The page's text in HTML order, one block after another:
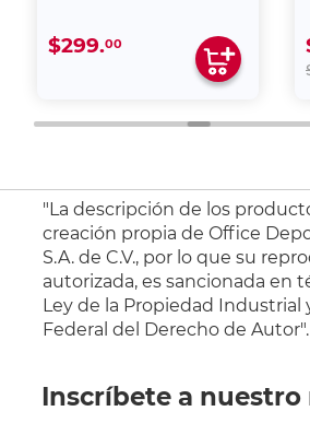
$299.00
"La descripción de los
creación propia de Office
S.A. de C.V., por lo que su
autorizada, es sancionada en
Ley de la Propiedad Industrial
Federal del Derecho de Autor".
Inscríbete a